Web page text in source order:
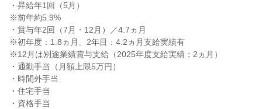
・昇給年1回（5月）
※前年約5.9%
・賞与年2回（7月・12月）／4.7ヵ月
※初年度：1.8ヵ月、2年目：4.2ヵ月支給実績有
※12月は別途業績賞与支給（2025年度支給実績：2ヵ月）
・通勤手当（月額上限5万円）
・時間外手当
・住宅手当
・資格手当